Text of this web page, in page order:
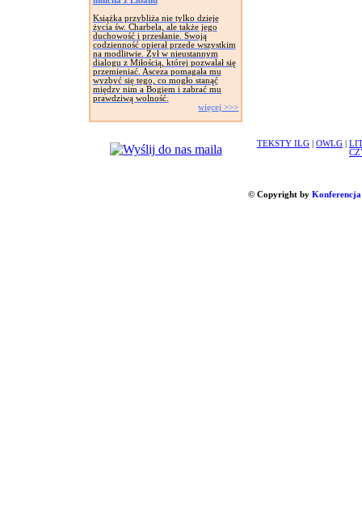
Książka przybliża nie tylko dzieje
życia św. Charbela, ale także jego
duchowość i przesłanie. Swoją
codzienność opierał przede wszystkim
na modlitwie. Żył w nieustannym
dialogu z Miłością, której pozwalał się
przemieniać. Asceza pomagała mu
wyzbyć się tego, co mogło stanąć
między nim a Bogiem i zabrać mu
prawdziwą wolność.
więcej >>>
TEKSTY ILG OWLG
© Copyright by Konferencja